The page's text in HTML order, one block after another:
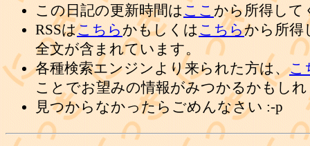
この日記の更新時間はここ から所得して
RSSはこちら かもしくはこちらから所得
全文が含まれています。
各種検索エンジンより来られた方は、こ
ことでお望みの情報がみつかるかもし
見つからなかったらごめんなさい :-p